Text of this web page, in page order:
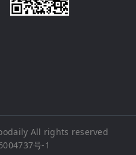
All rights reserved
号-1